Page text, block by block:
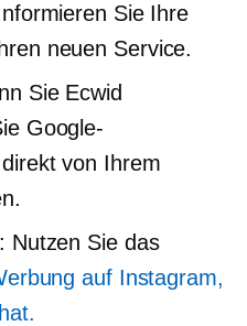
Sie Ihre
neuen Service.
Sie Ecwid
Google-
von Ihrem
Nutzen Sie das
auf Instagram,